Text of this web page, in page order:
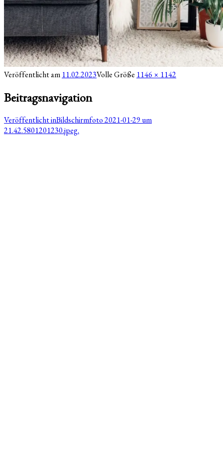
Veröffentlicht am 11.02.2023Volle Größe 1146 × 1142
Beitragsnavigation
Veröffentlicht inBildschirmfoto 2021-01-29 um
21.42.5801201230.jpeg.